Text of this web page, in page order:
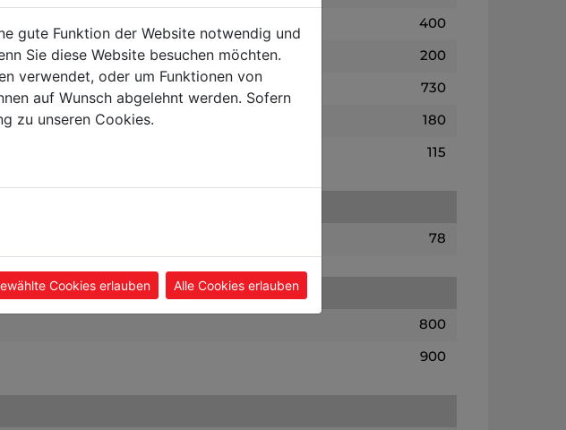
400
200
730
180
115
78
800
900
gute Funktion der Website notwendig und
Sie diese Website besuchen möchten.
verwendet, oder um Funktionen von
auf Wunsch abgelehnt werden. Sofern
zu unseren Cookies.
Cookies erlauben Alle Cookies erlauben